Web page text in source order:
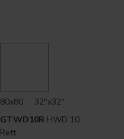
80x80 . 32"x32"
GTWD10R HWD 10
Rett.